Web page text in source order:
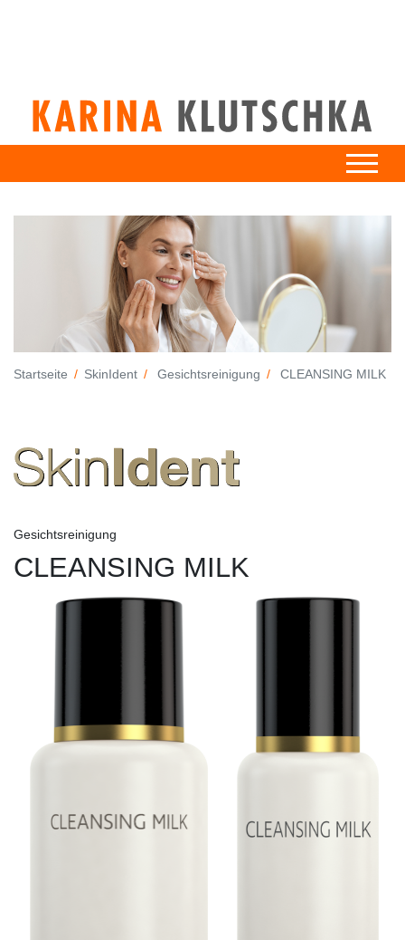
Startseite SkinIdent Gesichtsreinigung CLEANSING MILK
Gesichtsreinigung
CLEANSING MILK